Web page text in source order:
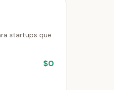
startups que
$0